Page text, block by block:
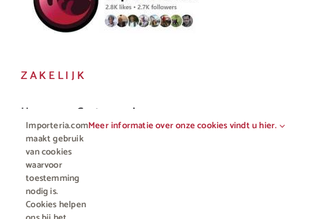
ZAKELIJK
Horeca en Gastronomie
Vakhandel
Importeria.com
maakt gebruik
van cookies
waarvoor
toestemming
nodig is.
Cookies helpen
Meer informatie over onze cookies vindt u hier.